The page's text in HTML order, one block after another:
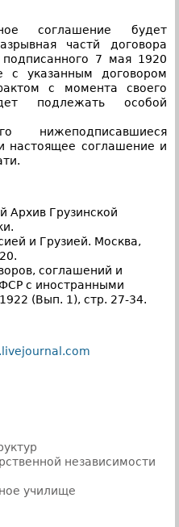
соглашение будет
частй договора
7 мая 1920
с указанным договором
с момента своего
подлежать особой
нижеподписавшиеся
настоящее соглашение и
Архив Грузинской
и Грузией. Москва,
соглашений и
с иностранными
(Вып. 1), стр. 27-34.
независимости
училище